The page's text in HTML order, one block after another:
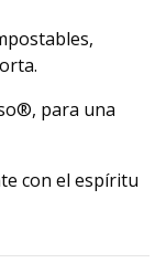
para una
con el espíritu